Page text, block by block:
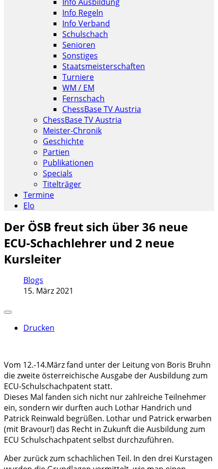
Info Regeln
Info Verband
Schulschach
Senioren
Sonstiges
Staatsmeisterschaften
Turniere
WM / EM
Fernschach
ChessBase TV Austria
ChessBase TV Austria
Meister-Chronik
Geschichte
Partien
Publikationen
Specials
Titelträger
Termine
Elo
Der ÖSB freut sich über 36 neue
ECU-Schachlehrer und 2 neue
Kursleiter
Blogs
15. März 2021
Drucken
Vom 12.-14.März fand unter der Leitung von Boris Bruhn
die zweite österreichische Ausgabe der Ausbildung zum
ECU-Schulschachpatent statt.
Dieses Mal fanden sich nicht nur zahlreiche Teilnehmer
ein, sondern wir durften auch Lothar Handrich und
Patrick Reinwald begrüßen. Lothar und Patrick erwarben
(mit Bravour!) das Recht in Zukunft die Ausbildung zum
ECU Schulschachpatent selbst durchzuführen.
Aber zurück zum schachlichen Teil. In den drei Kurstagen